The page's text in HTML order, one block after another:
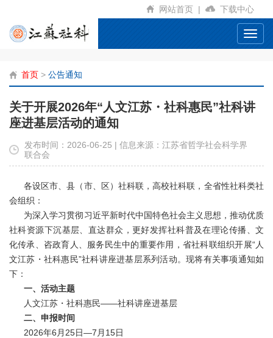
网站首页 | 下载中心
首页 > 公告通知
关于开展2026年“人文江苏・社科惠民”社科讲
座进基层活动的通知
发布时间：2026-06-25 | 信息来源：江苏省哲学社会科学界
联合会
各设区市、县（市、区）社科联，高校社科联，全省性社科类社
会组织：
为深入学习贯彻习近平新时代中国特色社会主义思想，推动优质
社科资源下沉基层、直达群众，更好发挥社科普及在理论传播、文
化传承、咨政育人、服务民生中的重要作用，省社科联组织开展“人
文江苏・社科惠民”社科讲座进基层系列活动。现将有关事项通知如
下：
一、活动主题
人文江苏・社科惠民——社科讲座进基层
二、申报时间
2026年6月25日—7月15日